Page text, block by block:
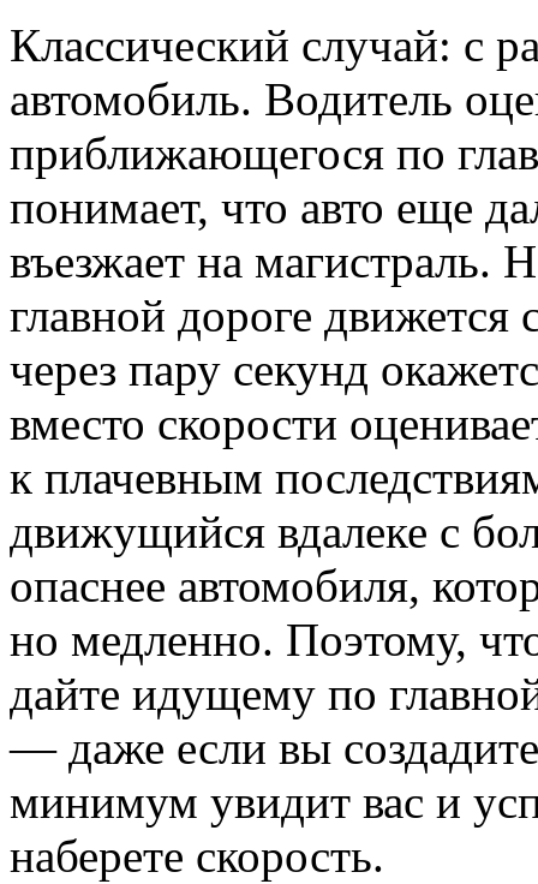
Классический случай: с
автомобиль. Водитель
приближающегося по
понимает, что авто еще
въезжает на магистраль.
главной дороге
через пару секунд
вместо скорости
к плачевным
движущийся вдалеке с
опаснее автомобиля,
но медленно. Поэтому,
дайте идущему по
— даже если вы
минимум увидит вас и
наберете скорость.